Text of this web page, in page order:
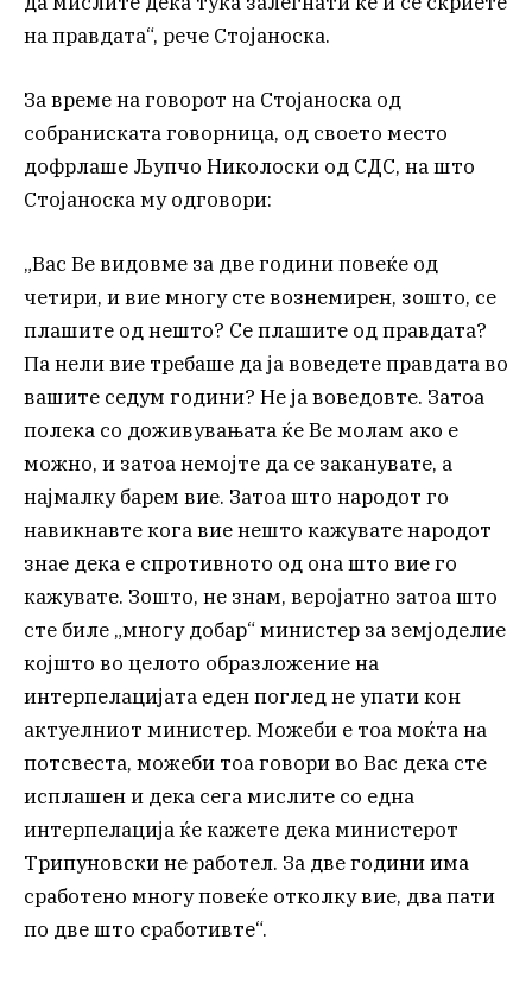
на правдата“, рече Стојаноска.
За време на говорот на Стојаноска од
собраниската говорница, од своето место
дофрлаше Љупчо Николоски од СДС, на што
Стојаноска му одговори:
„Вас Ве видовме за две години повеќе од
четири, и вие многу сте вознемирен, зошто, се
плашите од нешто? Се плашите од правдата?
Па нели вие требаше да ја воведете правдата во
вашите седум години? Не ја воведовте. Затоа
полека со доживувањата ќе Ве молам ако е
можно, и затоа немојте да се заканувате, а
најмалку барем вие. Затоа што народот го
навикнавте кога вие нешто кажувате народот
знае дека е спротивното од она што вие го
кажувате. Зошто, не знам, веројатно затоа што
сте биле „многу добар“ министер за земјоделие
којшто во целото образложение на
интерпелацијата еден поглед не упати кон
актуелниот министер. Можеби е тоа моќта на
потсвеста, можеби тоа говори во Вас дека сте
исплашен и дека сега мислите со една
интерпелација ќе кажете дека министерот
Трипуновски не работел. За две години има
сработено многу повеќе отколку вие, два пати
по две што сработивте“.